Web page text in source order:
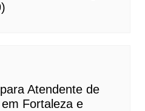
Atendente de
Fortaleza e